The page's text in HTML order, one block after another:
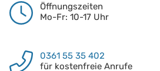
Öffnungszeiten
Mo-Fr: 10-17 Uhr
0361 55 35 402
für kostenfreie Anrufe